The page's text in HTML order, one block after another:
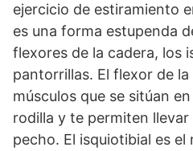
ejercicio de estiramiento
es una forma estupenda
flexores de la cadera, los
pantorrillas. El flexor de
músculos que se sitúan
rodilla y te permiten llevar
pecho. El isquiotibial es